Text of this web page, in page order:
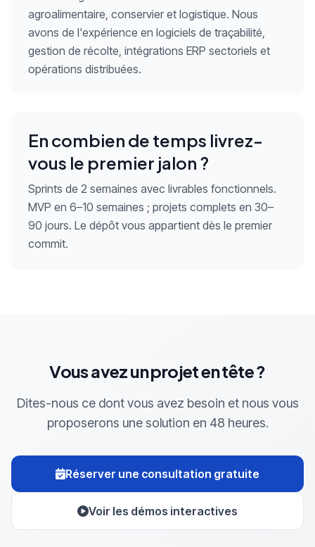
agroalimentaire, conservier et logistique. Nous
avons de l'expérience en logiciels de traçabilité,
gestion de récolte, intégrations ERP sectoriels et
opérations distribuées.
En combien de temps livrez-
vous le premier jalon ?
Sprints de 2 semaines avec livrables fonctionnels.
MVP en 6–10 semaines ; projets complets en 30–
90 jours. Le dépôt vous appartient dès le premier
commit.
Vous avez un projet en tête ?
Dites-nous ce dont vous avez besoin et nous vous
proposerons une solution en 48 heures.
Réserver une consultation gratuite
Voir les démos interactives